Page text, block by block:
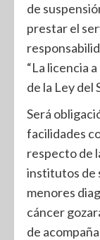
de
prestar el
“La licencia
de la Ley del
Será
facilidades
respecto de
institutos de
menores
cáncer
de